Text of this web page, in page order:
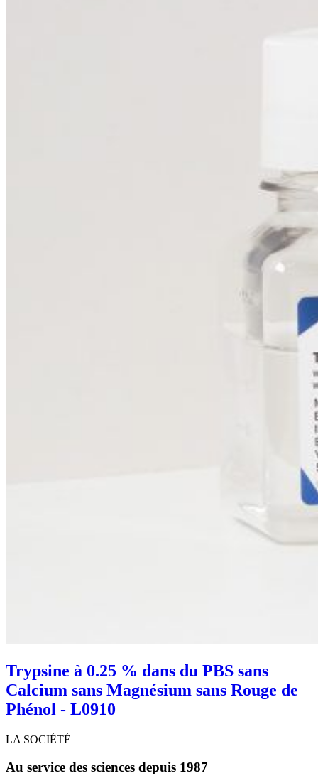
Trypsine à 0.25 % dans du PBS sans
Calcium sans Magnésium sans Rouge de
Phénol - L0910
LA SOCIÉTÉ
Au service des sciences depuis 1987